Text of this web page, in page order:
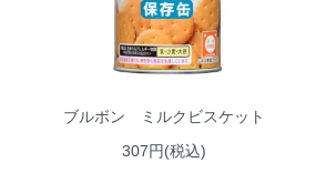
ブルボン ミルクビスケット
307円(税込)